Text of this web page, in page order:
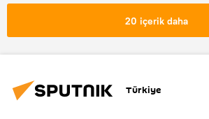
20 içerik daha
Türkiye